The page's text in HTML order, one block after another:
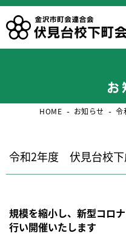
HOME お知らせ 令
令和2年度 伏見台校下
規模を縮小し、新型コロ
行い開催いたします